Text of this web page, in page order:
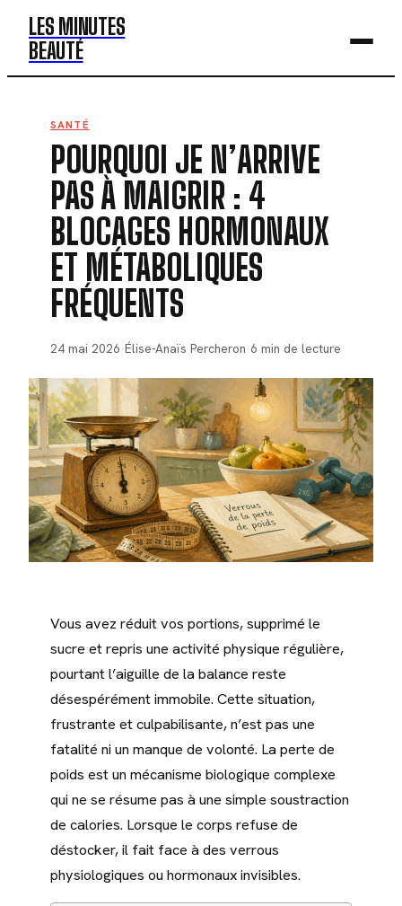
LES MINUTES
BEAUTÉ
BEAUTÉ
MODE
SANTÉ
BIEN-ÊTRE
DÉV. PERSO
SANTÉ
POURQUOI JE N’ARRIVE
PAS À MAIGRIR : 4
BLOCAGES HORMONAUX
ET MÉTABOLIQUES
FRÉQUENTS
24 mai 2026·Élise-Anaïs Percheron·6 min de lecture
Vous avez réduit vos portions, supprimé le
sucre et repris une activité physique régulière,
pourtant l’aiguille de la balance reste
désespérément immobile. Cette situation,
frustrante et culpabilisante, n’est pas une
fatalité ni un manque de volonté. La perte de
poids est un mécanisme biologique complexe
qui ne se résume pas à une simple soustraction
de calories. Lorsque le corps refuse de
déstocker, il fait face à des verrous
physiologiques ou hormonaux invisibles.